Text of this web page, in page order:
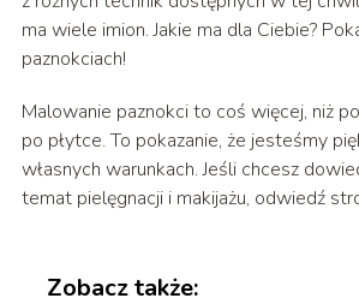
ma wiele imion. Jakie ma dla Ciebie?
paznokciach!
Malowanie paznokci to coś więcej, niż
po płytce. To pokazanie, że jesteśmy
własnych warunkach. Jeśli chcesz
temat pielęgnacji i makijażu, odwiedź
Zobacz także: